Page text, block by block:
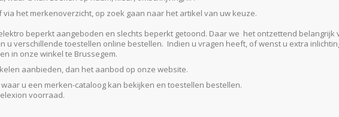
het merkenoverzicht, op zoek gaan naar het artikel van uw keuze.
beperkt aangeboden en slechts beperkt getoond. Daar we het ontzettend belangrijk
u verschillende toestellen online bestellen. Indien u vragen heeft, of wenst u extra
in onze winkel te Brussegem.
aanbieden, dan het aanbod op onze website.
waar u een merken-cataloog kan bekijken en toestellen bestellen.
voorraad.